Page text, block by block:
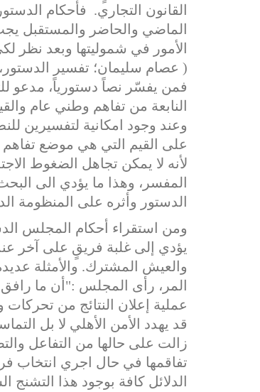
القانون التجاري. فأحكام
الماضي والحاضر والمستقبل
الأمور في شموليتها وبعد نظر
فمن يفسّر نصاً دستورياً، مدعو
النابعة من تفاهم وطني عام
وعند وجود امكانية لتفسيرين
على القيم التي هي موضع تفاهم
لأنه لا يمكن تجاهل الضغوط
المفسر، وهذا ما يؤدي الى
الدستور وأثره على المنظومة
ومن استقراء أحكام المجلس
يؤدي إلى غلبة فريقٍ على آخر
والعيش المشترك. والأمثلة
المر، رأى المجلس :"أن ما رافق
عملية إعلان النتائج من
قد يهدد الأمن الأهلي لا بل
زالت على حالها من التفاعل
تفاقمها في حال اجري انتخاب
الدلائل كافة بوجود هذا